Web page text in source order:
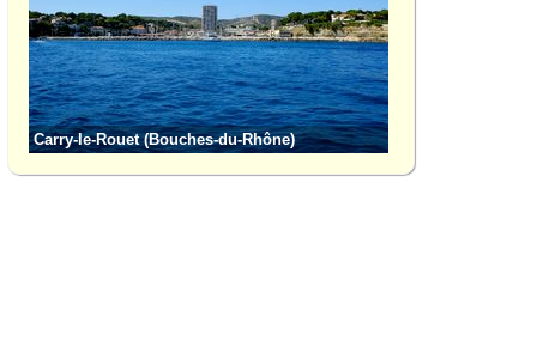
Carry-le-Rouet (Bouches-du-Rhône)